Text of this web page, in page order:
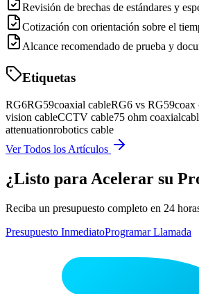
Revisión de brechas de estándares y
Cotización con orientación sobre el
Alcance recomendado de prueba y
Etiquetas
RG6RG59coaxial cableRG6 vs RG59coax
vision cableCCTV cable75 ohm coaxial
attenuationrobotics cable
Ver Todos los Artículos
¿Listo para Acelerar su
Reciba un presupuesto completo en 24
Presupuesto InmediatoProgramar Llamada